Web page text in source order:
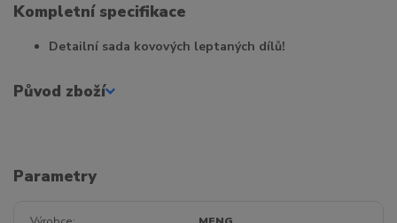
Kompletní specifikace
Detailní sada kovových leptaných dílů!
Původ zboží
Parametry